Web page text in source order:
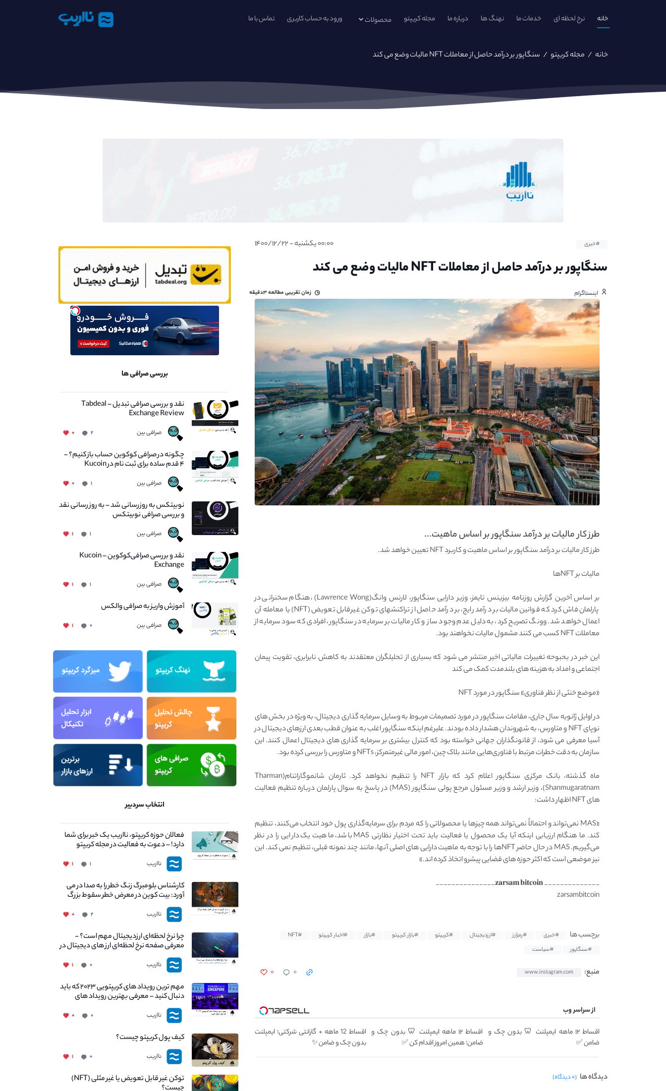
خانه نرخ لحظه ای خدمات ما نهنگ ها درباره ما مجله کریپتو محصولات ورود به حساب کاربری تماس با ما نااریب
خانه / مجله کریپتو / سنگاپور بر درآمد حاصل از معاملات NFT مالیات وضع می کند
#خبری ۰۰:۰۰ یکشنبه - ۱۴۰۰/۱۲/۲۲
سنگاپور بر درآمد حاصل از معاملات NFT مالیات وضع می کند
اینستاگرام زمان تقریبی مطالعه۳دقیقه
طرز کار مالیات بر درآمد سنگاپور بر اساس ماهیت...
طرز کار مالیات بر درآمد سنگاپور بر اساس ماهیت و کاربرد NFT تعیین خواهد شد.
مالیات بر NFTها
بر اساس آخرین گزارش روزنامه بیزینس تایمز، وزیر دارایی سنگاپور، لارنس وانگ(Lawrence Wong)، هنگام سخنرانی در
پارلمان فاش کرد که قوانین مالیات بر درآمد رایج، بر درآمد حاصل از تراکنشهای توکن غیرقابل تعویض (NFT) یا معامله آن
اعمال خواهد شد. وونگ تصریح کرد، به دلیل عدم وجود ساز و کار مالیات بر سرمایه در سنگاپور، افرادی که سود سرمایه از
معاملات NFT کسب می کنند مشمول مالیات نخواهند بود.
این خبر در بحبوحه تغییرات مالیاتی اخیر منتشر می شود که بسیاری از تحلیلگران معتقدند به کاهش نابرابری، تقویت پیمان
اجتماعی و امداد به هزینه های بلندمدت کمک می کند
«موضع خنثی از نظر فناوری» سنگاپور در مورد NFT
در اوایل ژانویه سال جاری، مقامات سنگاپور در مورد تصمیمات مربوط به وسایل سرمایه گذاری دیجیتال، به ویژه در بخش های
نوپای NFT و متاورس، به شهروندان هشدار داده بودند. علیرغم اینکه سنگاپور اغلب به عنوان قطب بعدی ارزهای دیجیتال در
آسیا معرفی می شود، از قانونگذاران جهانی خواسته بود که کنترل بیشتری بر سرمایه گذاری های دیجیتال اعمال کنند. این
سازمان به دقت خطرات مرتبط با فناوری‌هایی مانند بلاک چین، امور مالی غیرمتمرکز، NFTs و متاورس را بررسی کرده بود.
ماه گذشته، بانک مرکزی سنگاپور اعلام کرد که بازار NFT را تنظیم نخواهد کرد. ثارمان شانموگاراتنام(Tharman
Shanmugaratnam)، وزیر ارشد و وزیر مسئول مرجع پولی سنگاپور (MAS) در پاسخ به سوال پارلمان درباره تنظیم فعالیت
های NFT اظهار داشت:
«MAS نمی‌تواند و احتمالاً نمی‌تواند همه چیزها یا محصولاتی را که مردم برای سرمایه‌گذاری پول خود انتخاب می‌کنند، تنظیم
کند. ما هنگام ارزیابی اینکه آیا یک محصول یا فعالیت باید تحت اختیار نظارتی MAS باشد، ماهیت یک دارایی را در نظر
می‌گیریم. MAS در حال حاضر NFTها را با توجه به ماهیت دارایی های اصلی آنها، مانند چند نمونه قبلی، تنظیم نمی کند. این
نیز موضعی است که اکثر حوزه های قضایی پیشرو اتخاذ کرده اند.»
______________ 𝐳𝐚𝐫𝐬𝐚𝐦 𝐛𝐢𝐭𝐜𝐨𝐢𝐧_______________
zarsambitcoin
برچسب ها #خبری #رمزارز #ارزدیجیتال #کریپتو #بازار کریپتو #بازار #اخبار کریپتو
#NFT
#سنگاپور
#سیاست
منبع: www.instagram.com ۰ ۰
از سراسر وب
اقساط ۱۲ ماهه ایمپلنت 🦷 بدون چک و
ضامن ✅
اقساط ۱۲ ماهه ایمپلنت 🦷 بدون چک و
ضامن؛ همین امروز اقدام کن ✅
اقساط 12 ماهه + گارانتی شرکتی؛ ایمپلنت
بدون چک و ضامن ✨
دیدگاه ها (۰ دیدگاه)
بررسی صرافی ها
نقد و بررسی صرافی تبدیل – Tabdeal
Exchange Review
صرافی بین ۲ ۰
چگونه در صرافی کوکوین حساب باز کنیم؟ -
۴ قدم ساده برای ثبت نام در Kucoin
صرافی بین ۱ ۰
نوبیتکس به روزرسانی شد – به روز رسانی نقد
و بررسی صرافی نوبیتکس
صرافی بین ۱ ۱
نقد و بررسی صرافی‌کوکوین – Kucoin
Exchange
صرافی بین ۱ ۱
آموزش واریز به صرافی والکس
صرافی بین ۰ ۱
انتخاب سردبیر
فعالان حوزه کریپتو، نااریب یک خبر برای شما
دارد! – دعوت به فعالیت در مجله کریپتو
نااریب ۱ ۱
کارشناس بلومبرگ زنگ خطر را به صدا در می
آورد: بیت کوین در معرض خطر سقوط بزرگ
است - دلیل آن چیست؟
نااریب ۲ ۰
چرا نرخ لحظه‌ای ارزدیجیتال مهم است؟ -
معرفی صفحه نرخ لحظه‌ای ارز های دیجیتال در
نااریب
نااریب ۰ ۱
مهم ترین رویداد های کریپتویی ۲۰۲۳ که باید
دنبال کنید – معرفی بهترین رویداد های
جهانی
نااریب ۰ ۰
کیف پول کریپتو چیست؟
نااریب ۰ ۱
توکن غیر قابل تعویض یا غیر مثلی (NFT)